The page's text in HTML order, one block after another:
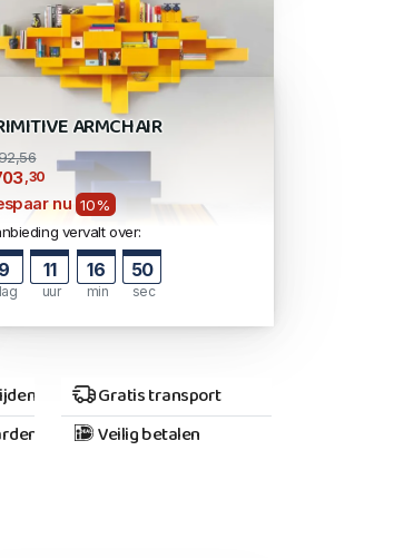
ARMCHAIR
,30
nu 10%
vervalt over:
9 11
uur
16
min
49
sec
Gratis transport
Veilig betalen